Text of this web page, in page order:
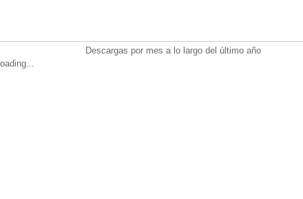
Descargas por mes a lo largo del último año